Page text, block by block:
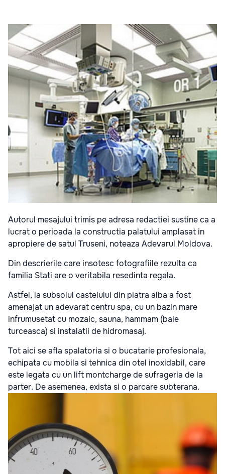
Autorul mesajului trimis pe adresa redactiei sustine ca a
lucrat o perioada la constructia palatului amplasat in
apropiere de satul Truseni, noteaza Adevarul Moldova.
Din descrierile care insotesc fotografiile rezulta ca
familia Stati are o veritabila resedinta regala.
Astfel, la subsolul castelului din piatra alba a fost
amenajat un adevarat centru spa, cu un bazin mare
infrumusetat cu mozaic, sauna, hammam (baie
turceasca) si instalatii de hidromasaj.
Tot aici se afla spalatoria si o bucatarie profesionala,
echipata cu mobila si tehnica din otel inoxidabil, care
este legata cu un lift montcharge de sufrageria de la
parter. De asemenea, exista si o parcare subterana.